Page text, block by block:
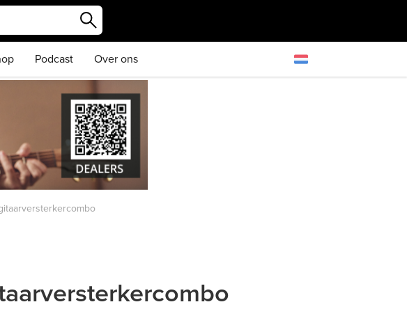
Podcast Over ons